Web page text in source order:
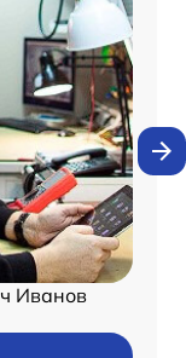
Иванов